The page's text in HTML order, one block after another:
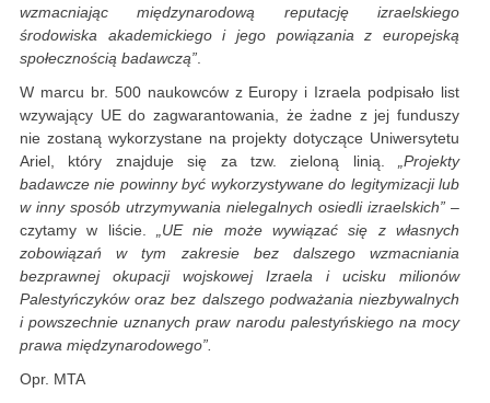
wzmacniając międzynarodową reputację izraelskiego
środowiska akademickiego i jego powiązania z europejską
społecznością badawczą”.
W marcu br. 500 naukowców z Europy i Izraela podpisało list
wzywający UE do zagwarantowania, że ​​żadne z jej funduszy
nie zostaną wykorzystane na projekty dotyczące Uniwersytetu
Ariel, który znajduje się za tzw. zieloną linią. „Projekty
badawcze nie powinny być wykorzystywane do legitymizacji lub
w inny sposób utrzymywania nielegalnych osiedli izraelskich” –
czytamy w liście. „UE nie może wywiązać się z własnych
zobowiązań w tym zakresie bez dalszego wzmacniania
bezprawnej okupacji wojskowej Izraela i ucisku milionów
Palestyńczyków oraz bez dalszego podważania niezbywalnych
i powszechnie uznanych praw narodu palestyńskiego na mocy
prawa międzynarodowego”.
Opr. MTA